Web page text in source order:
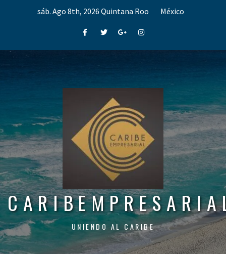
sáb. Ago 8th, 2026 Quintana Roo México
FacebookTwitterGoogle+Instagram
UNIENDO AL CARIBE